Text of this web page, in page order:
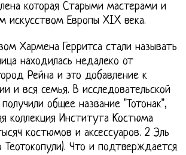
которая Старыми мастерами и
искусством Европы XIX века.
Хармена Герритса стали называть
находилась недалеко от
Рейна и это добавление к
и вся семья. В исследовательской
общее название "Тотонак",
коллекция Института Костюма
костюмов и аксессуаров. 2 Эль
Теотокопули). Что и подтверждается